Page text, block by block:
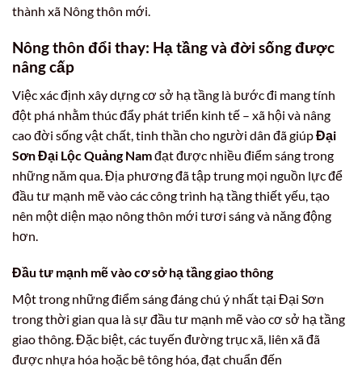
thành xã Nông thôn mới.
Nông thôn đổi thay: Hạ tầng và đời sống được
nâng cấp
Việc xác định xây dựng cơ sở hạ tầng là bước đi mang tính
đột phá nhằm thúc đẩy phát triển kinh tế – xã hội và nâng
cao đời sống vật chất, tinh thần cho người dân đã giúpĐại
Sơn Đại Lộc Quảng Namđạt được nhiều điểm sáng trong
những năm qua. Địa phương đã tập trung mọi nguồn lực để
đầu tư mạnh mẽ vào các công trình hạ tầng thiết yếu, tạo
nên một diện mạo nông thôn mới tươi sáng và năng động
hơn.
Đầu tư mạnh mẽ vào cơ sở hạ tầng giao thông
Một trong những điểm sáng đáng chú ý nhất tại Đại Sơn
trong thời gian qua là sự đầu tư mạnh mẽ vào cơ sở hạ tầng
giao thông. Đặc biệt, các tuyến đường trục xã, liên xã đã
được nhựa hóa hoặc bê tông hóa, đạt chuẩn đến